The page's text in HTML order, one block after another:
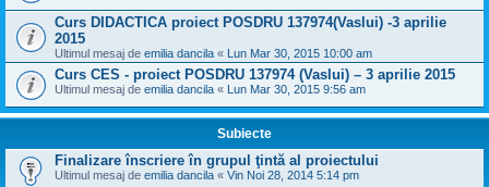
Curs DIDACTICA proiect POSDRU 137974(Vaslui) -3 aprilie
2015
Ultimul mesaj de emilia dancila « Lun Mar 30, 2015 10:00 am
Curs CES - proiect POSDRU 137974 (Vaslui) – 3 aprilie 2015
Ultimul mesaj de emilia dancila « Lun Mar 30, 2015 9:56 am
Subiecte
Finalizare înscriere în grupul ţintă al proiectului
Ultimul mesaj de emilia dancila « Vin Noi 28, 2014 5:14 pm